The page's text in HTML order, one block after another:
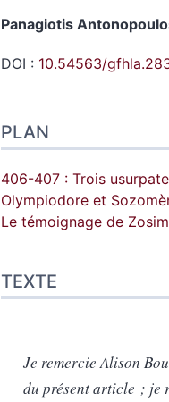
Panagiotis
DOI : 10.54563/
Texte
Notes
Citer cet article
Auteur
PLAN
406-407 : Trois
Olympiodore et
Le témoignage de
TEXTE
Je remercie Alison
du présent article ; je